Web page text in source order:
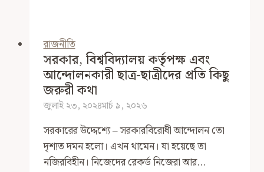
সশস্ত্র
বাহিনীর
সদস্যরা
কেন
হয়ে
ওঠে?
রাজনীতি
সরকার, বিশ্ববিদ্যালয় কর্তৃপক্ষ এবং
আন্দোলনকারী ছাত্র-ছাত্রীদের প্রতি কিছু
জরুরী কথা
জুলাই ২৩, ২০২৪মার্চ ৯, ২০২৬
সরকারের উদ্দেশ্যে – সরকারবিরোধী আন্দোলন তো
দৃশ্যত দমন হলো। এখন থামেন। যা হয়েছে তা
নজিরবিহীন। নিজেদের রেকর্ড নিজেরা আর…